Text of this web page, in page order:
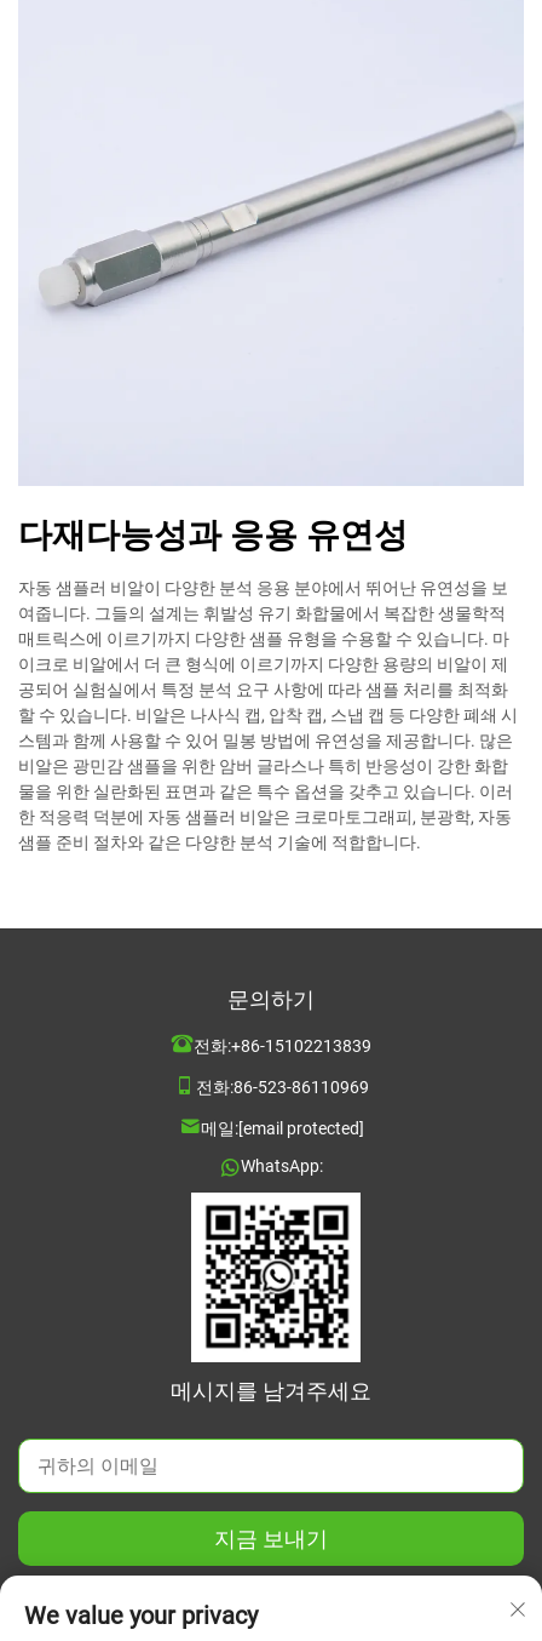
다재다능성과 응용 유연성
자동 샘플러 비알이 다양한 분석 응용 분야에서 뛰어난 유연성을 보
여줍니다. 그들의 설계는 휘발성 유기 화합물에서 복잡한 생물학적
매트릭스에 이르기까지 다양한 샘플 유형을 수용할 수 있습니다. 마
이크로 비알에서 더 큰 형식에 이르기까지 다양한 용량의 비알이 제
공되어 실험실에서 특정 분석 요구 사항에 따라 샘플 처리를 최적화
할 수 있습니다. 비알은 나사식 캡, 압착 캡, 스냅 캡 등 다양한 폐쇄 시
스템과 함께 사용할 수 있어 밀봉 방법에 유연성을 제공합니다. 많은
비알은 광민감 샘플을 위한 암버 글라스나 특히 반응성이 강한 화합
물을 위한 실란화된 표면과 같은 특수 옵션을 갖추고 있습니다. 이러
한 적응력 덕분에 자동 샘플러 비알은 크로마토그래피, 분광학, 자동
샘플 준비 절차와 같은 다양한 분석 기술에 적합합니다.
문의하기
전화:+86-15102213839
전화:86-523-86110969
메일:[email protected]
WhatsApp:
메시지를 남겨주세요
지금 보내기
We value your privacy